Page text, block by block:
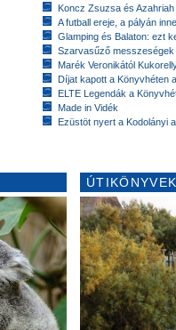
Koncz Zsuzsa és
A futball ereje, a pályán
Glamping és Balaton: ezt
Szarvasűző messzeségek
Marék Veronikától
Díjat kapott a Könyvhéten
ELTE Legendák a
Made in Vidék
Ezüstöt nyert a Kodolányi